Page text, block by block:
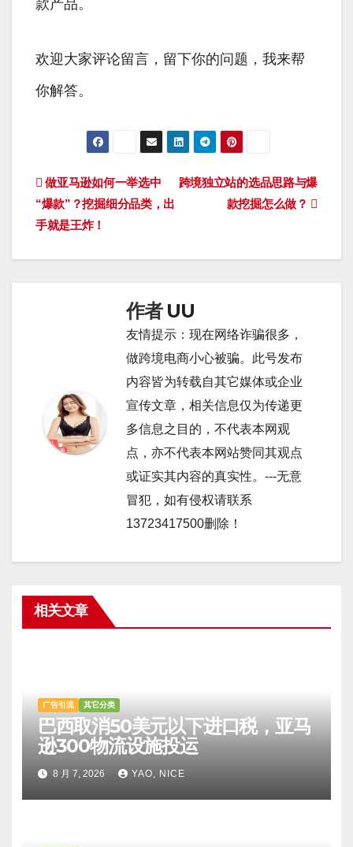
款产品。
欢迎大家评论留言，留下你的问题，我来帮
你解答。
文
章
导
跨境独立站的选品思路与爆
款挖掘怎么做？
做亚马逊如何一举选中
“爆款”？挖掘细分品类，出
手就是王炸！
作者 UU
友情提示：现在网络诈骗很多，
做跨境电商小心被骗。此号发布
内容皆为转载自其它媒体或企业
宣传文章，相关信息仅为传递更
多信息之目的，不代表本网观
点，亦不代表本网站赞同其观点
或证实其内容的真实性。---无意
冒犯，如有侵权请联系
13723417500删除！
相关文章
广告引流 其它分类
巴西取消50美元以下进口税，亚马
逊300物流设施投运
8 月 7, 2026 YAO, NICE